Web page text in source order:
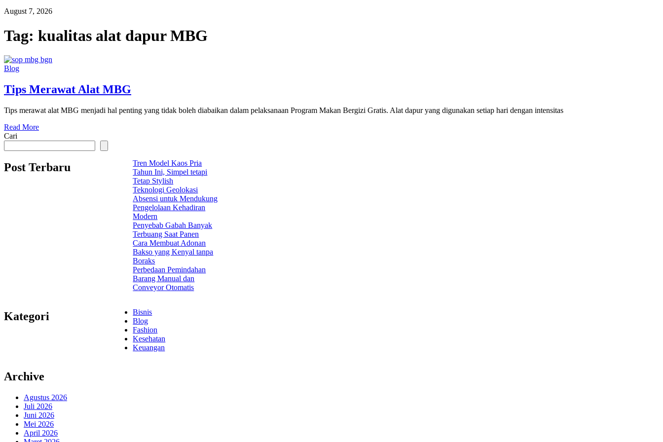
August 7, 2026
Tag: kualitas alat dapur MBG
Blog
Tips Merawat Alat MBG
Tips merawat alat MBG menjadi hal penting yang tidak boleh diabaikan dalam pelaksanaan Program Makan Bergizi Gratis. Alat dapur yang digunakan setiap hari dengan intensitas
Read More
Cari
Post Terbaru
Tren Model Kaos Pria
Tahun Ini, Simpel tetapi
Tetap Stylish
Teknologi Geolokasi
Absensi untuk Mendukung
Pengelolaan Kehadiran
Modern
Penyebab Gabah Banyak
Terbuang Saat Panen
Cara Membuat Adonan
Bakso yang Kenyal tanpa
Boraks
Perbedaan Pemindahan
Barang Manual dan
Conveyor Otomatis
Kategori
Bisnis
Blog
Fashion
Kesehatan
Keuangan
Archive
Agustus 2026
Juli 2026
Juni 2026
Mei 2026
April 2026